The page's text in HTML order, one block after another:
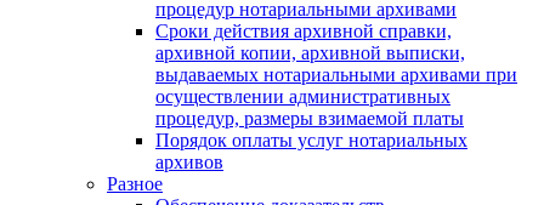
процедур нотариальными архивами
Сроки действия архивной справки,
архивной копии, архивной выписки,
выдаваемых нотариальными архивами при
осуществлении административных
процедур, размеры взимаемой платы
Порядок оплаты услуг нотариальных
архивов
Разное